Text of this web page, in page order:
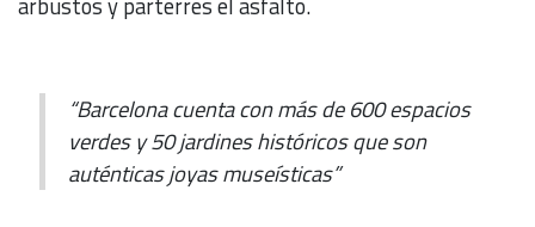
“Barcelona cuenta con más de 600 espacios
verdes y 50 jardines históricos que son
auténticas joyas museísticas”